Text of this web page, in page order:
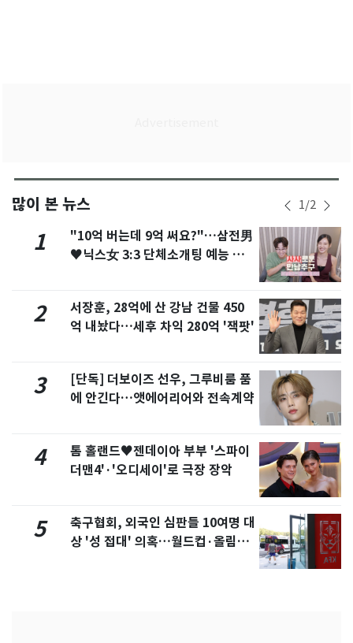
많이 본 뉴스 1/2
1
"10억 버는데 9억 써요?"…삼전男
♥닉스女 3:3 단체소개팅 예능 화
2
서장훈, 28억에 산 강남 건물 450
억 내놨다…세후 차익 280억 '잭팟'
3
[단독] 더보이즈 선우, 그루비룸 품
에 안긴다…앳에어리어와 전속계약
4
톰 홀랜드♥젠데이아 부부 '스파이
더맨4'·'오디세이'로 극장 장악
5
축구협회, 외국인 심판들 10여명 대
상 '성 접대' 의혹…월드컵·올림픽